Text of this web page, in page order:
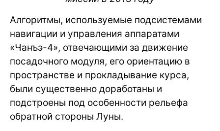
Алгоритмы, используемые подсистемами
навигации и управления аппаратами
«Чанъэ-4», отвечающими за движение
посадочного модуля, его ориентацию в
пространстве и прокладывание курса,
были существенно доработаны и
подстроены под особенности рельефа
обратной стороны Луны.